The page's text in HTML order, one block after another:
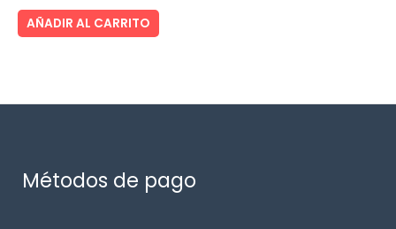
AÑADIR AL CARRITO
Métodos de pago